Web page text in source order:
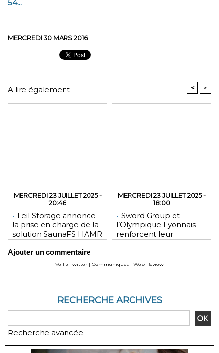
54...
MERCREDI 30 MARS 2016
A lire également < >
MERCREDI 23 JUILLET 2025 -
20:46
Leil Storage annonce
la prise en charge de la
solution SaunaFS HAMR
stockage accrue lors
des déploiements sur
MERCREDI 23 JUILLET 2025 -
18:00
Sword Group et
l’Olympique Lyonnais
renforcent leur
Ajouter un commentaire
Veille Twitter | Communiqués | Web Review
RECHERCHE ARCHIVES
Recherche avancée